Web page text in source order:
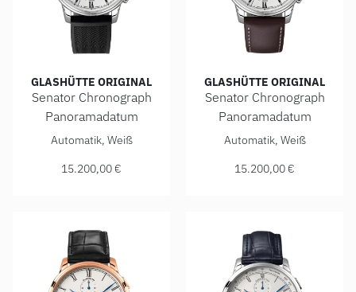
GLASHÜTTE ORIGINAL
Senator Chronograph
Panoramadatum
Glashütte Original Senator Chronograph
Automatik, Weiß
15.200,00 €
GLASHÜTTE ORIGINAL
Senator Chronograph
Panoramadatum
Glashütte Original Senator
Automatik, Weiß
15.200,00 €